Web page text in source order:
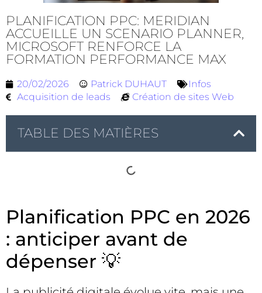
PLANIFICATION PPC: MERIDIAN
ACCUEILLE UN SCENARIO PLANNER,
MICROSOFT RENFORCE LA
FORMATION PERFORMANCE MAX
20/02/2026 Patrick DUHAUT
Infos
Acquisition de leads
Création de sites Web
TABLE DES MATIÈRES
Planification PPC en 2026
: anticiper avant de
dépenser 💡